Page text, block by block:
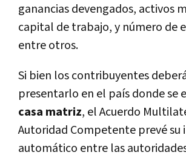
ganancias devengados, activos
capital de trabajo, y número de
entre otros.
Si bien los contribuyentes
presentarlo en el país donde se
casa matriz, el Acuerdo
Autoridad Competente prevé su
automático entre las